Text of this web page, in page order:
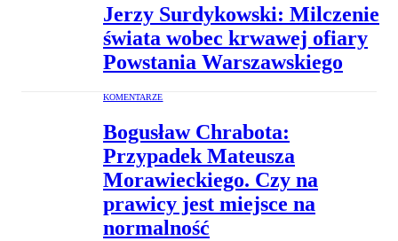
Jerzy Surdykowski: Milczenie
świata wobec krwawej ofiary
Powstania Warszawskiego
KOMENTARZE
Bogusław Chrabota:
Przypadek Mateusza
Morawieckiego. Czy na
prawicy jest miejsce na
normalność